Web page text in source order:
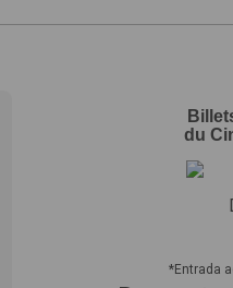
du
*Entrada